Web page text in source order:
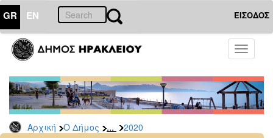
GR EN ΕΙΣΟΔΟΣ
Toggle
Αρχική Ο Δήμος ... 2020
ΔΗΜΟΣ
Δελτία
Τύπου
Αρχείο
2026